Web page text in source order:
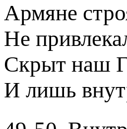
Армяне
Не
Скрыт наш
И лишь